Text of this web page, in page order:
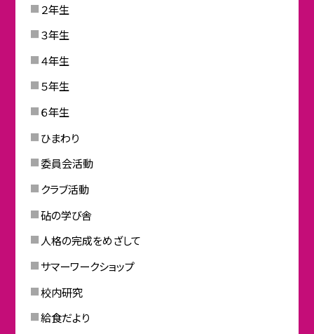
２年生
３年生
４年生
５年生
６年生
ひまわり
委員会活動
クラブ活動
砧の学び舎
人格の完成をめざして
サマーワークショップ
校内研究
給食だより